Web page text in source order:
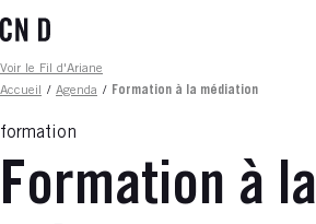
au
principal
Fil d'ariane
Voir le Fil d'Ariane
Accueil
/ Agenda / Formation à la médiation
formation
Formation à la